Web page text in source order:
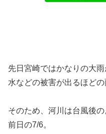
先日宮崎ではかなりの大
水などの被害が出るほどの
そのため、河川は台風後
前日の7/6。